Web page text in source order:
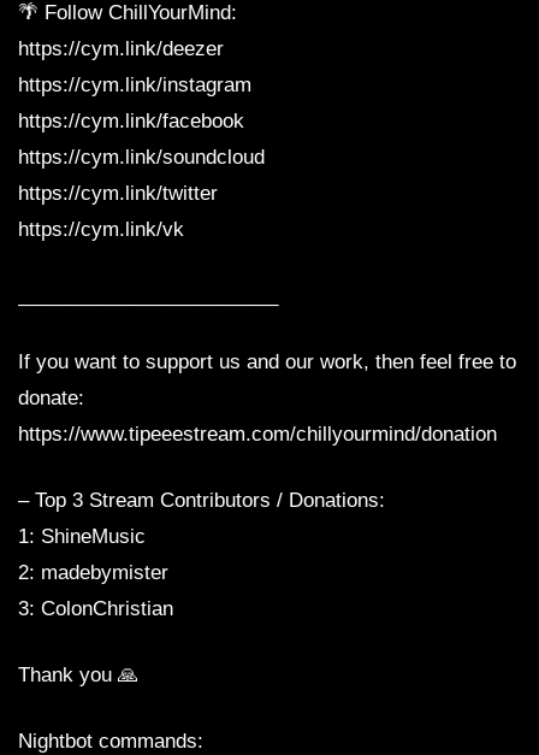
🌴 Follow ChillYourMind:
https://cym.link/deezer
https://cym.link/instagram
https://cym.link/facebook
https://cym.link/soundcloud
https://cym.link/twitter
https://cym.link/vk
If you want to support us and our work, then feel free to
donate:
https://www.tipeeestream.com/chillyourmind/donation
– Top 3 Stream Contributors / Donations:
1: ShineMusic
2: madebymister
3: ColonChristian
Thank you 🙏
Nightbot commands: